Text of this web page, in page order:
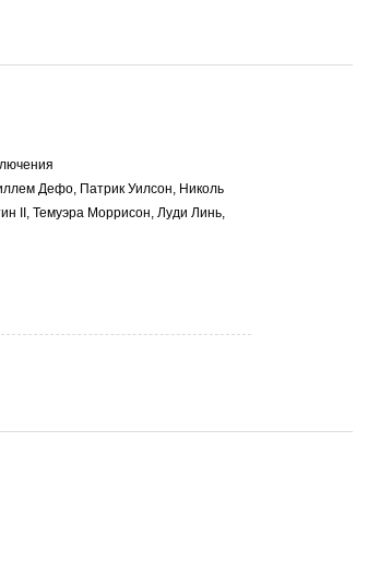
Дефо, Патрик Уилсон, Николь
II, Темуэра Моррисон, Луди Линь,